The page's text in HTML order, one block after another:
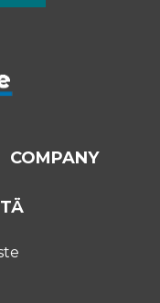
COMPANY